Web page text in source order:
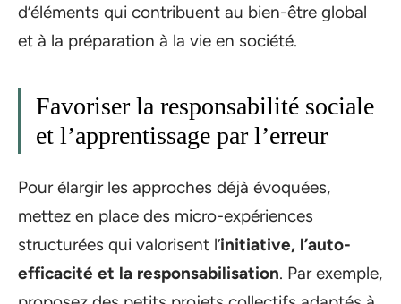
d’éléments qui contribuent au bien-être global
et à la préparation à la vie en société.
Favoriser la responsabilité sociale
et l’apprentissage par l’erreur
Pour élargir les approches déjà évoquées,
mettez en place des micro-expériences
structurées qui valorisent l’initiative, l’auto-
efficacité et la responsabilisation. Par exemple,